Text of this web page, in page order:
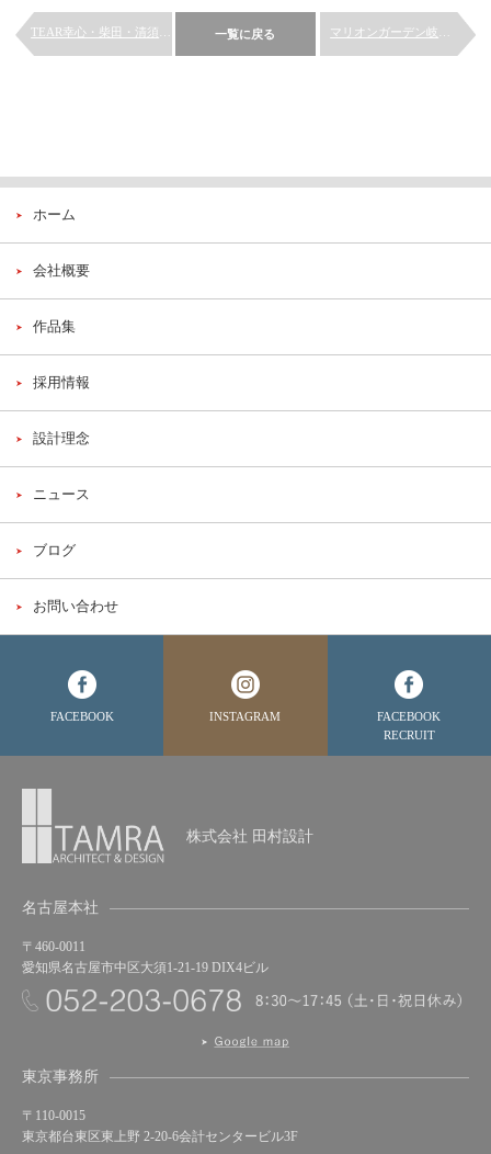
TEAR幸心・柴田・清須古城... 一覧に戻る マリオンガーデン岐阜本店
ホーム
会社概要
作品集
採用情報
設計理念
ニュース
ブログ
お問い合わせ
FACEBOOK INSTAGRAM
FACEBOOK
RECRUIT
株式会社 田村設計
名古屋本社
〒460-0011
愛知県名古屋市中区大須1-21-19 DIX4ビル
東京事務所
〒110-0015
東京都台東区東上野 2-20-6会計センタービル3F